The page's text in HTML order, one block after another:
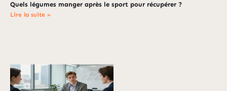
Quels légumes manger après le sport pour récupérer ?
Lire la suite »